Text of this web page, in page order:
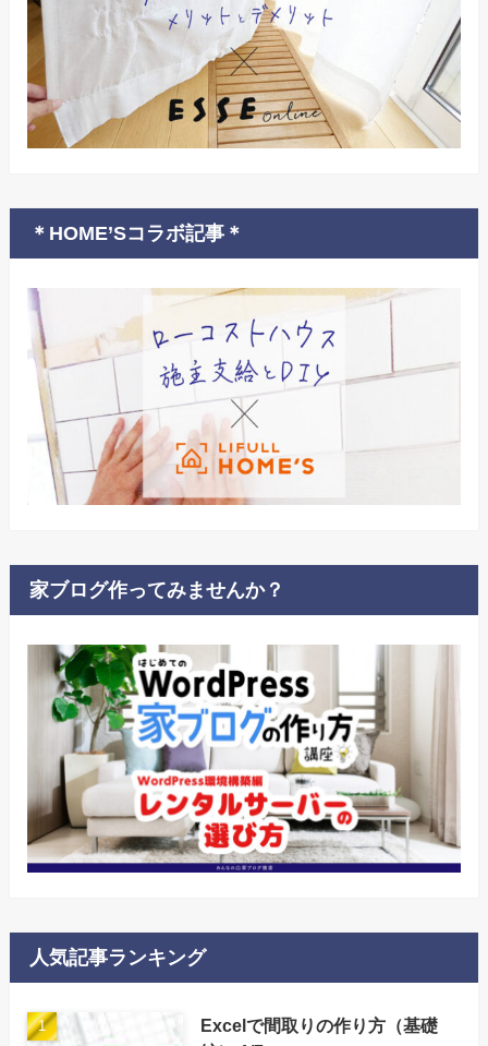
＊HOME’Sコラボ記事＊
家ブログ作ってみませんか？
人気記事ランキング
Excelで間取りの作り方（基礎